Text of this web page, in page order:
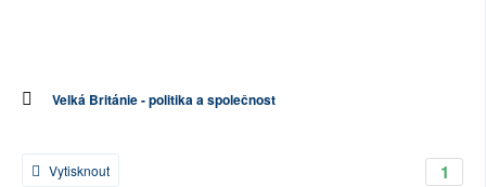
Velká Británie - politika a společnost
1
Vytisknout